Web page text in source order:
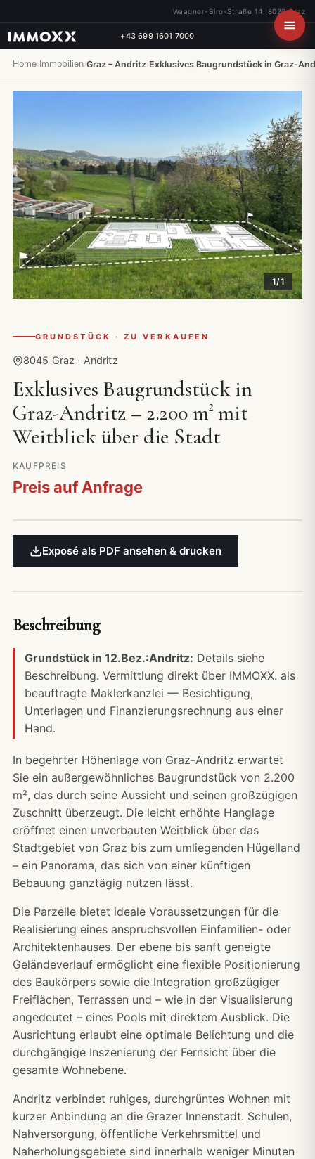
Waagner-Biro-Straße 14, 8020 Graz
+43 699 1601 7000
Home›Immobilien›Graz – Andritz›Exklusives Baugrundstück in Graz-
1/1
GRUNDSTÜCK · ZU VERKAUFEN
8045 Graz · Andritz
Exklusives Baugrundstück in
Graz-Andritz – 2.200 m² mit
Weitblick über die Stadt
KAUFPREIS
Preis auf Anfrage
Exposé als PDF ansehen & drucken
Beschreibung
Grundstück in 12.Bez.:Andritz: Details siehe
Beschreibung. Vermittlung direkt über IMMOXX. als
beauftragte Maklerkanzlei — Besichtigung,
Unterlagen und Finanzierungsrechnung aus einer
Hand.
In begehrter Höhenlage von Graz-Andritz erwartet
Sie ein außergewöhnliches Baugrundstück von 2.200
m², das durch seine Aussicht und seinen großzügigen
Zuschnitt überzeugt. Die leicht erhöhte Hanglage
eröffnet einen unverbauten Weitblick über das
Stadtgebiet von Graz bis zum umliegenden Hügelland
– ein Panorama, das sich von einer künftigen
Bebauung ganztägig nutzen lässt.
Die Parzelle bietet ideale Voraussetzungen für die
Realisierung eines anspruchsvollen Einfamilien- oder
Architektenhauses. Der ebene bis sanft geneigte
Geländeverlauf ermöglicht eine flexible Positionierung
des Baukörpers sowie die Integration großzügiger
Freiflächen, Terrassen und – wie in der Visualisierung
angedeutet – eines Pools mit direktem Ausblick. Die
Ausrichtung erlaubt eine optimale Belichtung und die
durchgängige Inszenierung der Fernsicht über die
gesamte Wohnebene.
Andritz verbindet ruhiges, durchgrüntes Wohnen mit
kurzer Anbindung an die Grazer Innenstadt. Schulen,
Nahversorgung, öffentliche Verkehrsmittel und
Naherholungsgebiete sind innerhalb weniger Minuten